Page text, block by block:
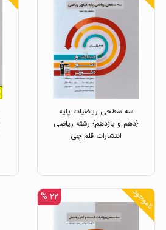
سه سطحی ریاضیات پایه
{دهم و یازدهم} رشته ریاضی
انتشارات قلم چی
ناموجود ۲۲ %